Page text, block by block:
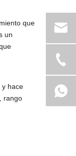
que
un
hace
rango